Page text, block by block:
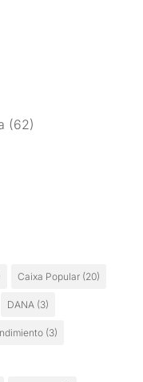
(62)
Caixa Popular(20)
DANA(3)
(3)